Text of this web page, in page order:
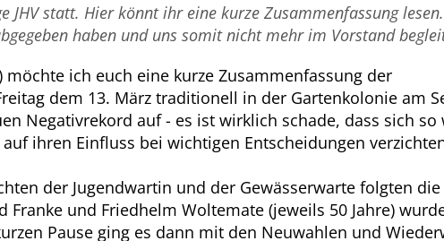
JHV statt. Hier könnt ihr eine kurze Zusammenfassung
haben und uns somit nicht mehr im Vorstand
ich euch eine kurze Zusammenfassung der
dem 13. März traditionell in der Gartenkolonie am
Negativrekord auf - es ist wirklich schade, dass sich so
ihren Einfluss bei wichtigen Entscheidungen
der Jugendwartin und der Gewässerwarte folgten die
Franke und Friedhelm Woltemate (jeweils 50 Jahre)
Pause ging es dann mit den Neuwahlen und